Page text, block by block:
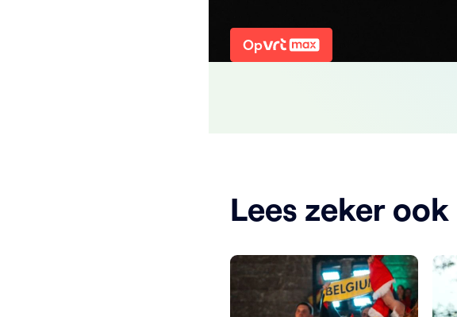
Op
Lees zeker ook